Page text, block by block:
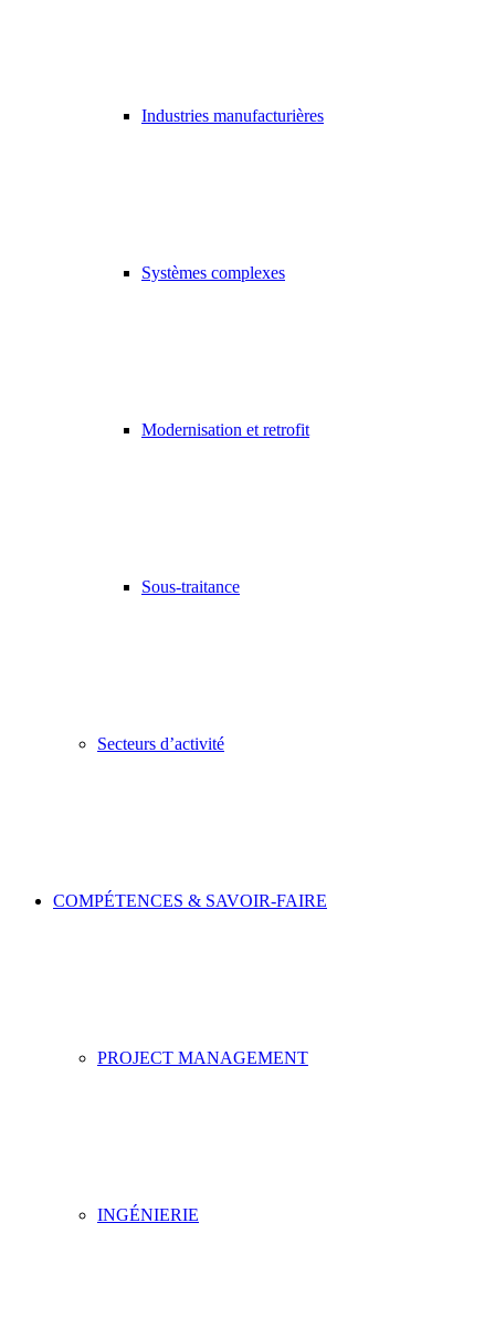
Industries manufacturières
Systèmes complexes
Modernisation et retrofit
Sous-traitance
Secteurs d’activité
COMPÉTENCES & SAVOIR-FAIRE
PROJECT MANAGEMENT
INGÉNIERIE